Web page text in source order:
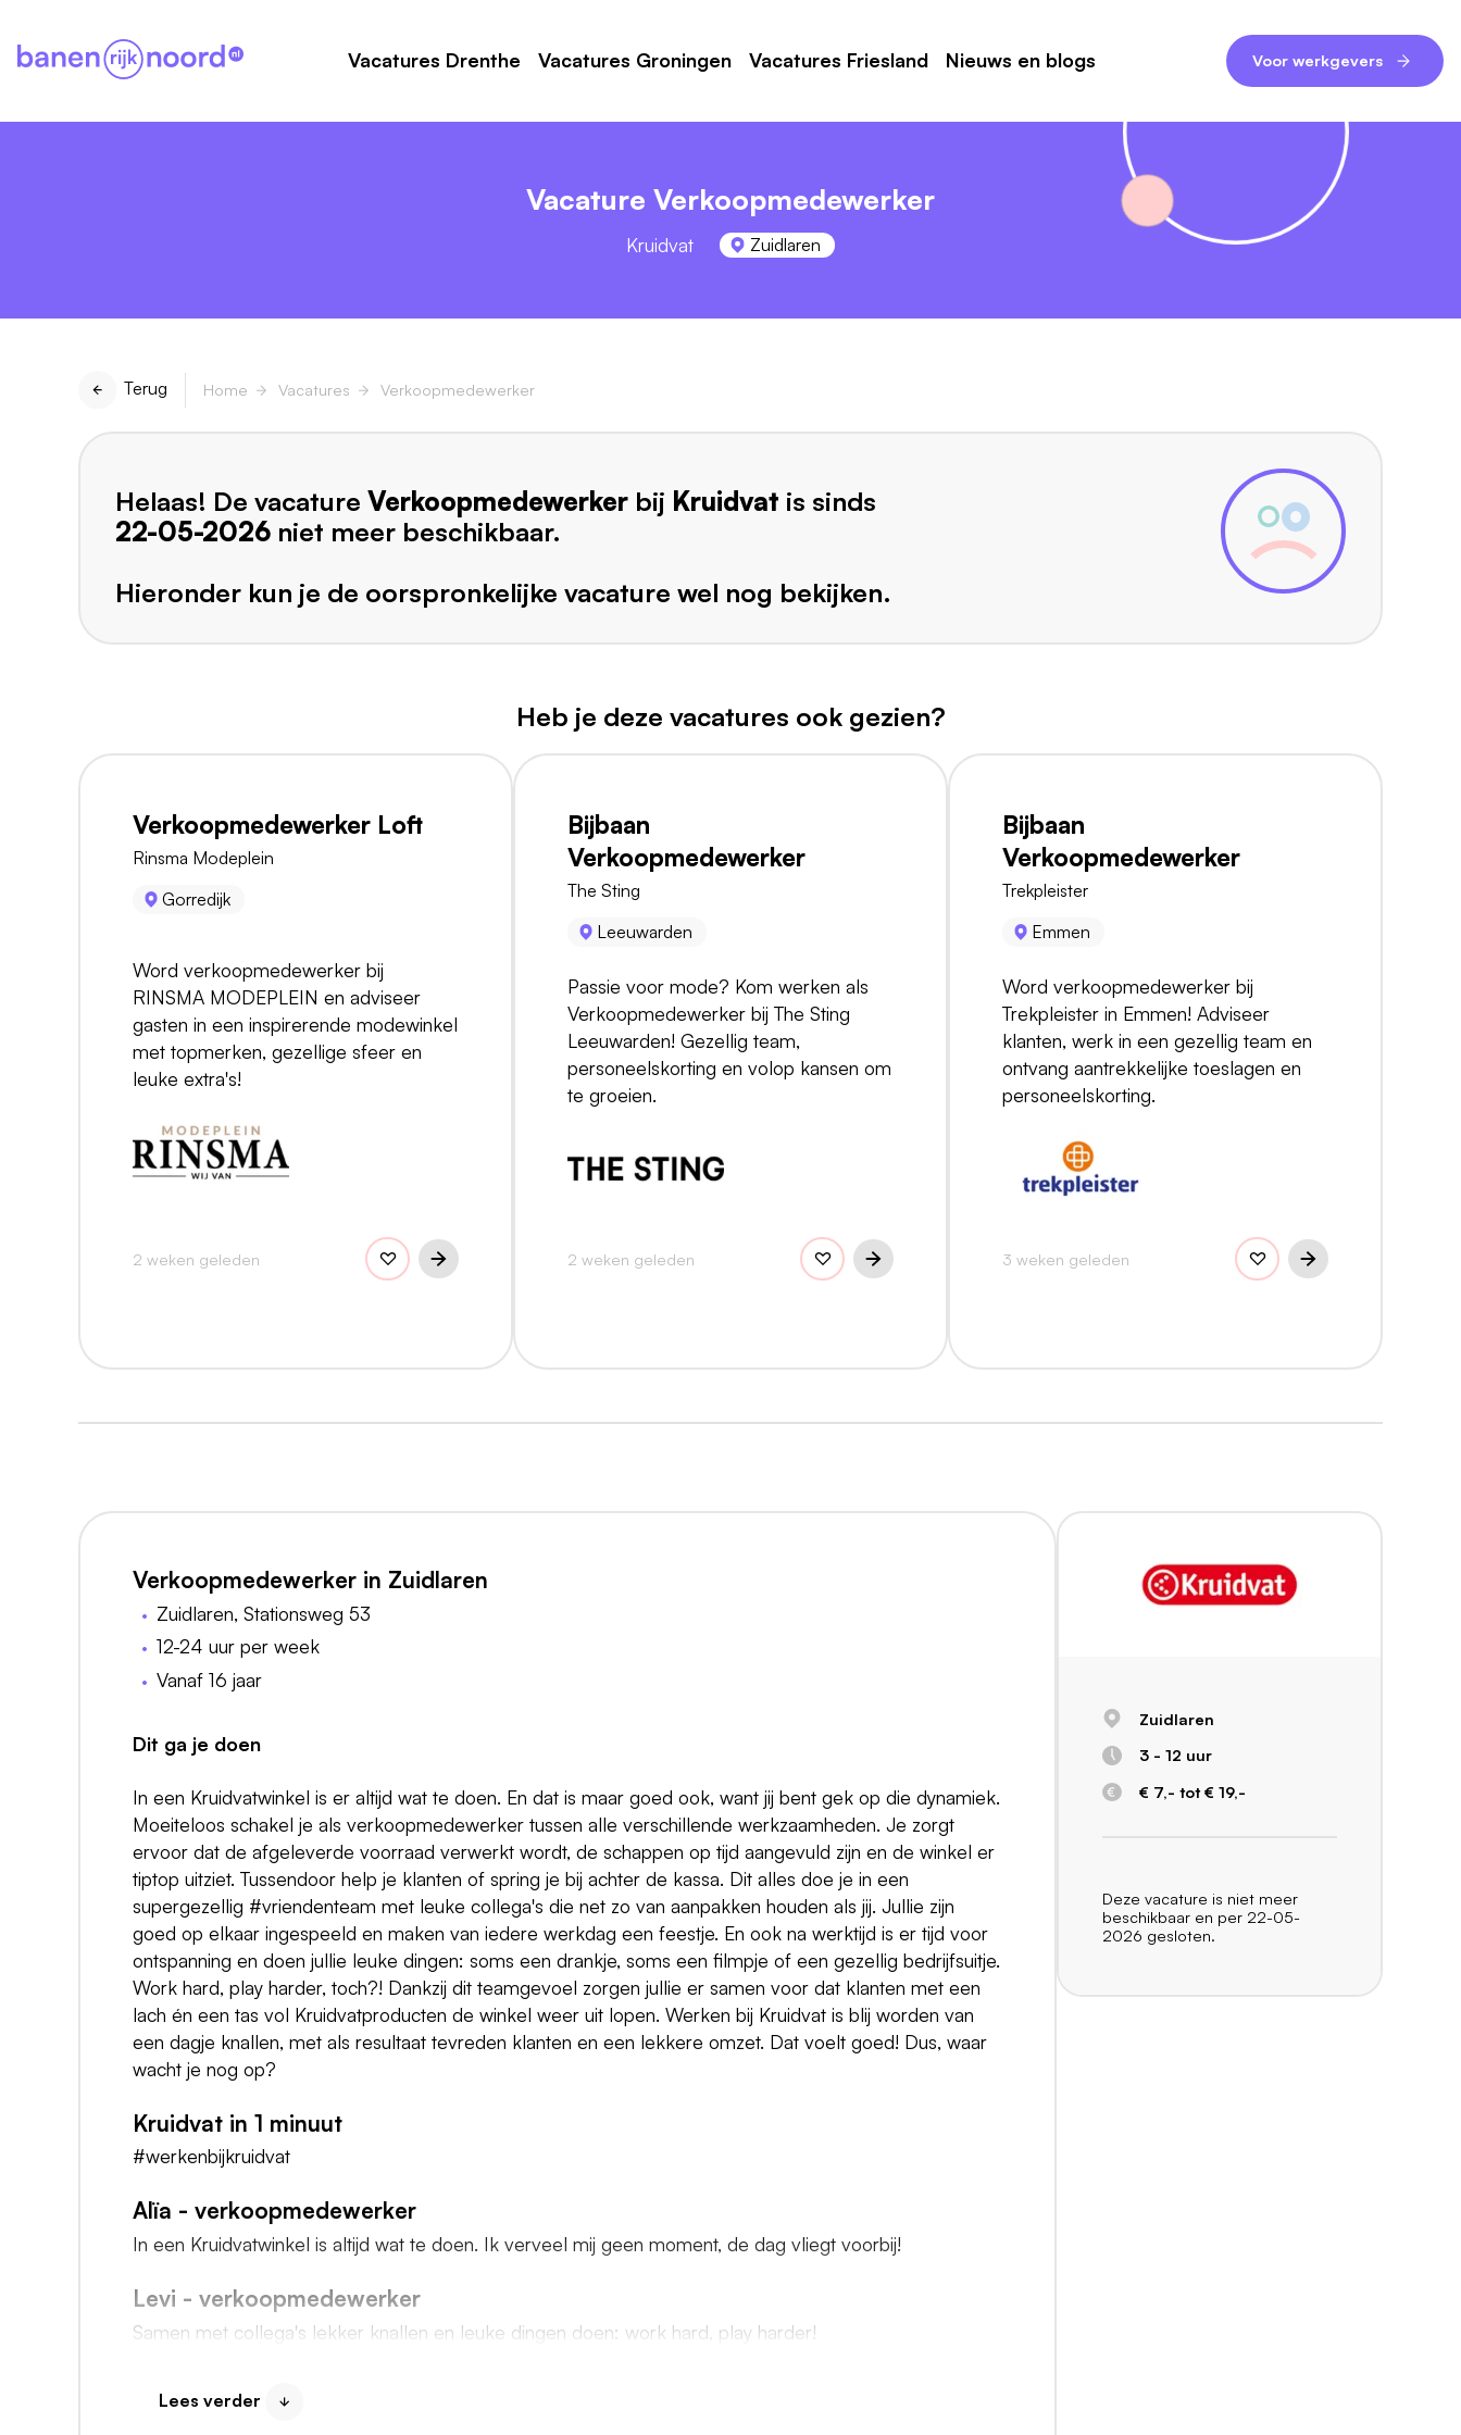
Vacatures Drenthe Vacatures Groningen Vacatures Friesland Nieuws en blogs Voor werkgevers
Vacature Verkoopmedewerker
Kruidvat Zuidlaren
Terug Home Vacatures Verkoopmedewerker
Helaas! De vacature Verkoopmedewerker bij Kruidvat is sinds
22-05-2026 niet meer beschikbaar.
Hieronder kun je de oorspronkelijke vacature wel nog bekijken.
Heb je deze vacatures ook gezien?
Verkoopmedewerker Loft
Rinsma Modeplein
Gorredijk
Word verkoopmedewerker bij
RINSMA MODEPLEIN en adviseer
gasten in een inspirerende modewinkel
met topmerken, gezellige sfeer en
leuke extra's!
2 weken geleden
Bijbaan
Verkoopmedewerker
The Sting
Leeuwarden
Passie voor mode? Kom werken als
Verkoopmedewerker bij The Sting
Leeuwarden! Gezellig team,
personeelskorting en volop kansen om
te groeien.
2 weken geleden
Bijbaan
Verkoopmedewerker
Trekpleister
Emmen
Word verkoopmedewerker bij
Trekpleister in Emmen! Adviseer
klanten, werk in een gezellig team en
ontvang aantrekkelijke toeslagen en
personeelskorting.
3 weken geleden
Verkoopmedewerker in Zuidlaren
Zuidlaren, Stationsweg 53
12-24 uur per week
Vanaf 16 jaar
Dit ga je doen
In een Kruidvatwinkel is er altijd wat te doen. En dat is maar goed ook, want jij bent gek op die dynamiek.
Moeiteloos schakel je als verkoopmedewerker tussen alle verschillende werkzaamheden. Je zorgt
ervoor dat de afgeleverde voorraad verwerkt wordt, de schappen op tijd aangevuld zijn en de winkel er
tiptop uitziet. Tussendoor help je klanten of spring je bij achter de kassa. Dit alles doe je in een
supergezellig #vriendenteam met leuke collega's die net zo van aanpakken houden als jij. Jullie zijn
goed op elkaar ingespeeld en maken van iedere werkdag een feestje. En ook na werktijd is er tijd voor
ontspanning en doen jullie leuke dingen: soms een drankje, soms een filmpje of een gezellig bedrijfsuitje.
Work hard, play harder, toch?! Dankzij dit teamgevoel zorgen jullie er samen voor dat klanten met een
lach én een tas vol Kruidvatproducten de winkel weer uit lopen. Werken bij Kruidvat is blij worden van
een dagje knallen, met als resultaat tevreden klanten en een lekkere omzet. Dat voelt goed! Dus, waar
wacht je nog op?
Kruidvat in 1 minuut
#werkenbijkruidvat
Alïa - verkoopmedewerker
In een Kruidvatwinkel is altijd wat te doen. Ik verveel mij geen moment, de dag vliegt voorbij!
Levi - verkoopmedewerker
Samen met collega's lekker knallen en leuke dingen doen: work hard, play harder!
Lees verder
Zuidlaren
3 - 12 uur
€ 7,- tot € 19,-
Deze vacature is niet meer
beschikbaar en per 22-05-
2026 gesloten.